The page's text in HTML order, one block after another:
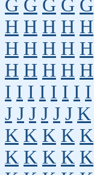
G G G G G
H H H H H
H H H H H
H H H H H
I I I I I I I I
J J J J J J K
K K K K K
K K K K K